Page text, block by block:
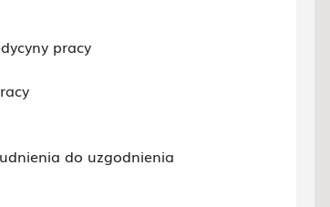
pracy
do uzgodnienia